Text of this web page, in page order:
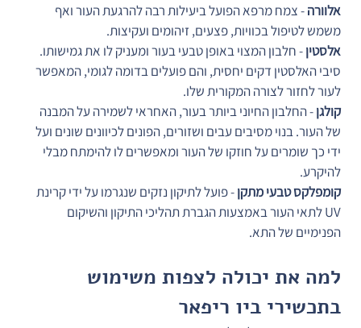
אלוורה - צמח מרפא הפועל ביעילות רבה להרגעת העור ואף
משמש לטיפול בכוויות, פצעים, זיהומים ועקיצות.
אלסטין - חלבון המצוי באופן טבעי בעור ומעניק לו את גמישותו.
סיבי האלסטין דקים יחסית, והם פועלים בדומה לגומי, המאפשר
לעור לחזור לצורה המקורית שלו.
קולגן - החלבון החיוני ביותר בעור, האחראי לשמירה על המבנה
של העור. בנוי מסיבים עבים ושזורים, הפונים לכיוונים שונים ועל
ידי כך שומרים על חוזקו של העור ומאפשרים לו להימתח מבלי
להיקרע.
קומפלקס טבעי מתקן - פועל לתיקון נזקים שנגרמו על ידי קרינת
UV לתאי העור באמצעות הגברת תהליכי התיקון והשיקום
הפנימיים של התא.
למה את יכולה לצפות משימוש
בתכשירי ביו ריפאר